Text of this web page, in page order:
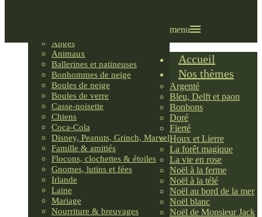
Anges
Animaux
Ballerines et patineuses
Bonhommes de neige
Boules de neige
Boules de verre
Casse-noisette
Chiens
Coca-Cola
Disney, Peanuts, Grinch, Marvel
Famille & amitiés
Flocons, clochettes & étoiles
Gnomes, lutins et fées
Irlande
Laine
Mariage
Nourriture & breuvages
menu
Accueil
Nos thèmes
Argenté
Bleu, Delft et paon
Bonbons
Doré
Fierté
Houx et Lierre
La forêt magique
La vie en rose
Noël à la ferme
Noël à la télé
Noël au bord de la mer
Noël blanc
Noël de Monsieur Jack